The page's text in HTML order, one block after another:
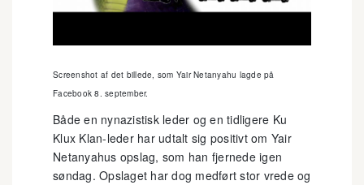
Screenshot af det billede, som Yair Netanyahu lagde på
Facebook 8. september.
Både en nynazistisk leder og en tidligere Ku
Klux Klan-leder har udtalt sig positivt om Yair
Netanyahus opslag, som han fjernede igen
søndag. Opslaget har dog medført stor vrede og